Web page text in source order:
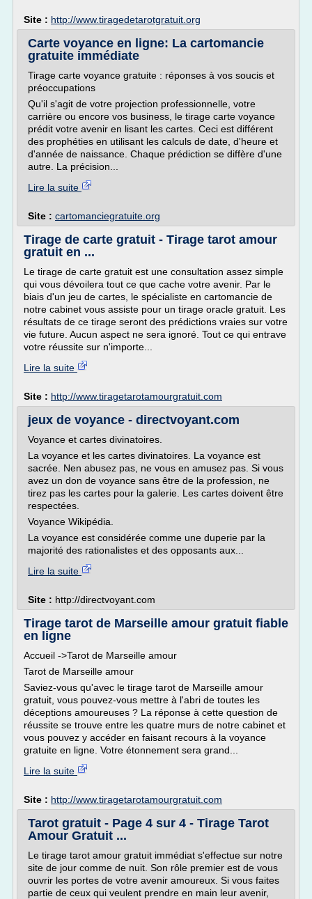
Site : http://www.tiragedetarotgratuit.org
Carte voyance en ligne: La cartomancie
gratuite immédiate
Tirage carte voyance gratuite : réponses à vos soucis et
préoccupations
Qu'il s'agit de votre projection professionnelle, votre
carrière ou encore vos business, le tirage carte voyance
prédit votre avenir en lisant les cartes. Ceci est différent
des prophéties en utilisant les calculs de date, d'heure et
d'année de naissance. Chaque prédiction se diffère d'une
autre. La précision...
Lire la suite
Site : cartomanciegratuite.org
Tirage de carte gratuit - Tirage tarot amour
gratuit en ...
Le tirage de carte gratuit est une consultation assez simple
qui vous dévoilera tout ce que cache votre avenir. Par le
biais d'un jeu de cartes, le spécialiste en cartomancie de
notre cabinet vous assiste pour un tirage oracle gratuit. Les
résultats de ce tirage seront des prédictions vraies sur votre
vie future. Aucun aspect ne sera ignoré. Tout ce qui entrave
votre réussite sur n'importe...
Lire la suite
Site : http://www.tiragetarotamourgratuit.com
jeux de voyance - directvoyant.com
Voyance et cartes divinatoires.
La voyance et les cartes divinatoires. La voyance est
sacrée. Nen abusez pas, ne vous en amusez pas. Si vous
avez un don de voyance sans être de la profession, ne
tirez pas les cartes pour la galerie. Les cartes doivent être
respectées.
Voyance Wikipédia.
La voyance est considérée comme une duperie par la
majorité des rationalistes et des opposants aux...
Lire la suite
Site : http://directvoyant.com
Tirage tarot de Marseille amour gratuit fiable
en ligne
Accueil ->Tarot de Marseille amour
Tarot de Marseille amour
Saviez-vous qu'avec le tirage tarot de Marseille amour
gratuit, vous pouvez-vous mettre à l'abri de toutes les
déceptions amoureuses ? La réponse à cette question de
réussite se trouve entre les quatre murs de notre cabinet et
vous pouvez y accéder en faisant recours à la voyance
gratuite en ligne. Votre étonnement sera grand...
Lire la suite
Site : http://www.tiragetarotamourgratuit.com
Tarot gratuit - Page 4 sur 4 - Tirage Tarot
Amour Gratuit ...
Le tirage tarot amour gratuit immédiat s'effectue sur notre
site de jour comme de nuit. Son rôle premier est de vous
ouvrir les portes de votre avenir amoureux. Si vous faites
partie de ceux qui veulent prendre en main leur avenir,